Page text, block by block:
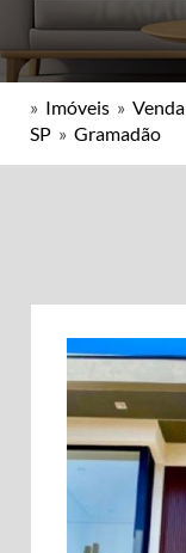
» Imóveis » Venda
SP » Gramadão